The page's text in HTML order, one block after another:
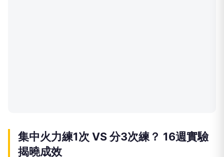
集中火力練1次 VS 分3次練？ 16週實驗
揭曉成效